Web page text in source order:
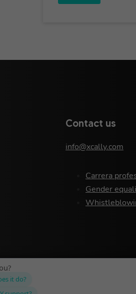
Contact us
info@xcally.com
Carrera
Gender